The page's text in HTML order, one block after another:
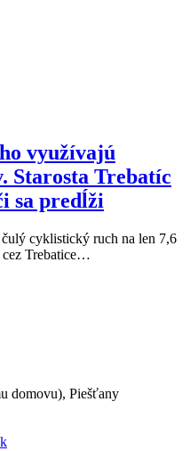
využívajú
Starosta Trebatíc
sa predĺži
cyklistický ruch na len 7,6
cez Trebatice…
domovu), Piešťany